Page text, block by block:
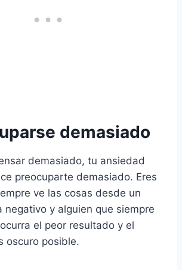
demasiado
demasiado, tu ansiedad
preocuparte demasiado. Eres
ve las cosas desde un
negativo y alguien que siempre
el peor resultado y el
oscuro posible.